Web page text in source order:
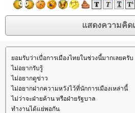
อมรับว่าเบื่อการเมืองไทยในช่วงนี้มากเลยครับ
ไม่อยากรับรู้
ไม่อยากดูข่าว
ไม่อยากฝากความหวังไว้ที่นักการเมืองเหล่านี้
ไม่ว่าจะฝ่ายค้าน หรือฝ่ายรัฐบาล
ทำงานได้แย่พอกัน